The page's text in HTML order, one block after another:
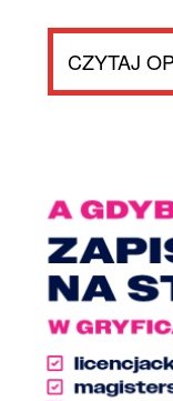
CZYTAJ